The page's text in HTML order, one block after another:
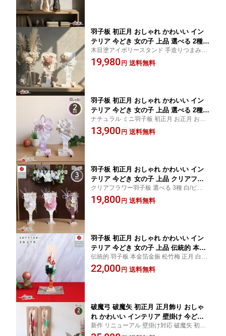
羽子板 初正月 おしゃれ かわいい イン
テリア 今どき 女の子 上品 選べる 2種類
8号 正絹 つまみ 細工 くすみピンク ベー
ジュ 初節句 増村人形店 MMN1724
木目塗アイボリースタンド 手造りつまみ細
工 水引 雲立涌 パール風
19,980 円 送料無料
羽子板 初正月 おしゃれ かわいい イン
テリア 今どき 女の子 上品 選べる 2種類
8号水引羽子板 ベージュ、パープル つま
み細工 羽根 無患子 木目塗アイボリース
ナチュラル ミニ羽子板 初正月 お正月 お祝
初正月 小さい くすみ カラー
13,900 円 送料無料
羽子板 初正月 おしゃれ かわいい イン
テリア 今どき 女の子 上品 クリアフラ
ワー羽子板 選べる 3種 白/ピンク/ボルド
ー 桜 水引 蝶 初節句 増村人形店 MMN2
クリアフラワー羽子板 選べる 3種 白/ピン
ク/ボルドー 桜 水引 蝶
19,800 円 送料無料
羽子板 初正月 おしゃれ かわいい イン
テリア 今どき 女の子 上品 伝統的 本金
箔金振 松竹梅 白木 金襴 初節句 増村人
形店 MMN2772
伝統的 羽子板 本金箔金振 松竹梅 正月 白木
金襴
22,000 円 送料無料
破魔弓 破魔矢 初正月 正月飾り おしゃ
れ かわいい インテリア 壁掛け 今どき
コンパクト ミニサイズ 上品 選べる 2種
新作 リニューアル 壁掛け対応 破魔矢 初正
月 赤 緑